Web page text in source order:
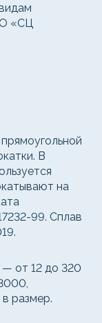
«СЦ
В
на
99. Сплав
— от 12 до 320
размер.